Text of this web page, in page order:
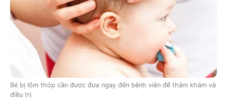
Bé bị lõm thóp cần được đưa ngay đến bệnh viện để thăm khám và
điều trị